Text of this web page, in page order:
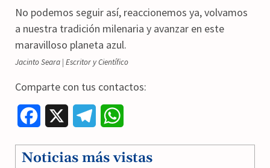
No podemos seguir así, reaccionemos ya, volvamos
a nuestra tradición milenaria y avanzar en este
maravilloso planeta azul.
Jacinto Seara | Escritor y Científico
Comparte con tus contactos:
c
l
a
Noticias más vistas